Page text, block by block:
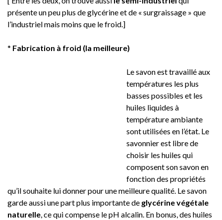
présente un peu plus de glycérine et de « surgraissage » que
l’industriel mais moins que le froid.]
* Fabrication à froid (la meilleure)
Le savon est travaillé aux
températures les plus
basses possibles et les
huiles liquides à
température ambiante
sont utilisées en l’état. Le
savonnier est libre de
choisir les huiles qui
composent son savon en
fonction des propriétés
qu’il souhaite lui donner pour une meilleure qualité. Le savon
garde aussi une part plus importante de glycérine végétale
naturelle, ce qui compense le pH alcalin. En bonus, des huiles